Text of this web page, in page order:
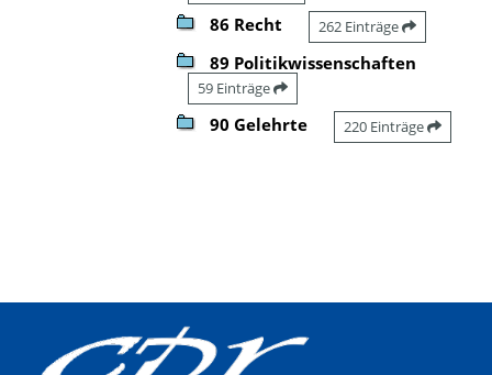
86 Recht 262 Einträge
89 Politikwissenschaften
59 Einträge
90 Gelehrte 220 Einträge